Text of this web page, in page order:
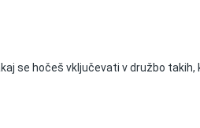
se hočeš vključevati v družbo